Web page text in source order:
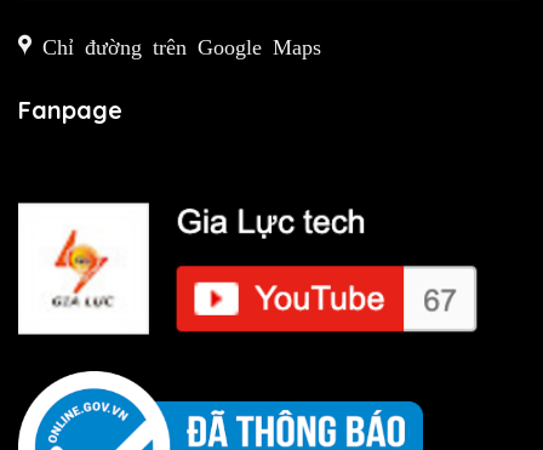
Chỉ đường trên Google Maps
Fanpage